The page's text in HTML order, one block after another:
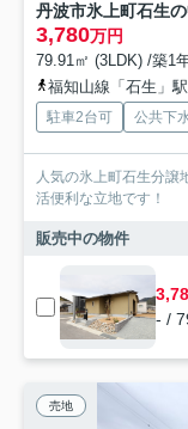
丹波市氷上町石生
3,780万円
79.91㎡ (3LDK) /築1
福知山線「石生」
駐車2台可 公共下
人気の氷上町石生分譲
活便利な立地です！
販売中の物件
- /
売地